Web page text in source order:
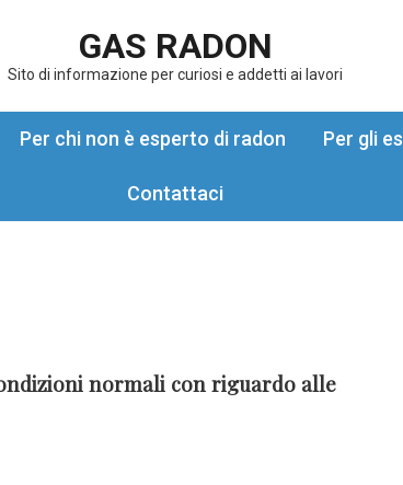
GAS RADON
Sito di informazione per curiosi e addetti ai lavori
Per chi non è esperto di radon Per gli
Contattaci
normali con riguardo alle